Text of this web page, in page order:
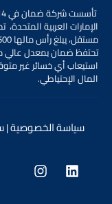
تحتفظ ضمان بمعدل عالي
استيعاب أي خسائر غير
المال الإحتياطي.
سياسة الخصوصية|